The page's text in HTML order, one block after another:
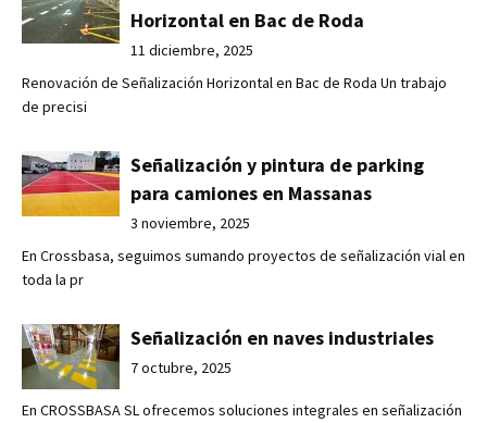
Horizontal en Bac de Roda
11 diciembre, 2025
Renovación de Señalización Horizontal en Bac de Roda Un trabajo
de precisi
Señalización y pintura de parking
para camiones en Massanas
3 noviembre, 2025
En Crossbasa, seguimos sumando proyectos de señalización vial en
toda la pr
Señalización en naves industriales
7 octubre, 2025
En CROSSBASA SL ofrecemos soluciones integrales en señalización